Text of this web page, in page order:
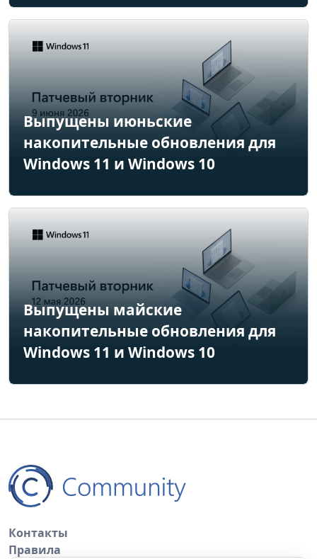
Выпущены июньские
накопительные обновления для
Windows 11 и Windows 10
Выпущены майские
накопительные обновления для
Windows 11 и Windows 10
Контакты
Правила